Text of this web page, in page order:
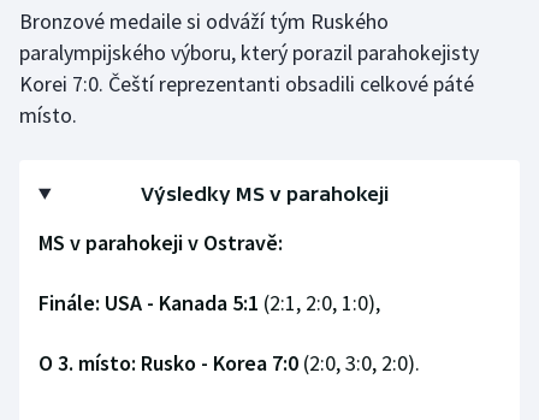
Rychlobruslení
Bronzové medaile si odváží tým Ruského
paralympijského výboru, který porazil parahokejisty
Korei 7:0. Čeští reprezentanti obsadili celkové páté
místo.
Výsledky MS v parahokeji
MS v parahokeji v Ostravě:
Finále: USA - Kanada 5:1 (2:1, 2:0, 1:0),
O 3. místo: Rusko - Korea 7:0 (2:0, 3:0, 2:0).